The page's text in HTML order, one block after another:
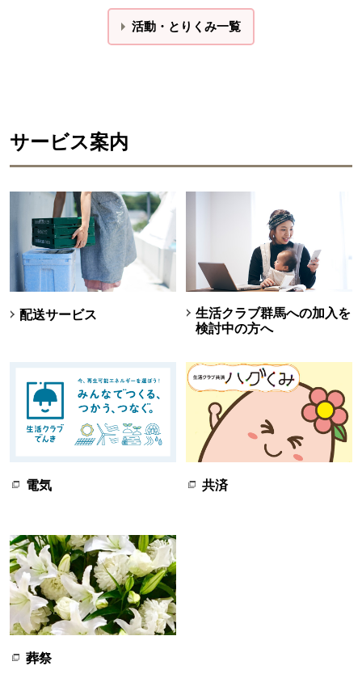
活動・とりくみ一覧
サービス案内
配送サービス
生活クラブ群馬への加入を
検討中の方へ
電気 共済
葬祭